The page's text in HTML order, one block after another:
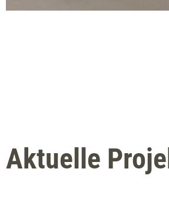
Aktuelle